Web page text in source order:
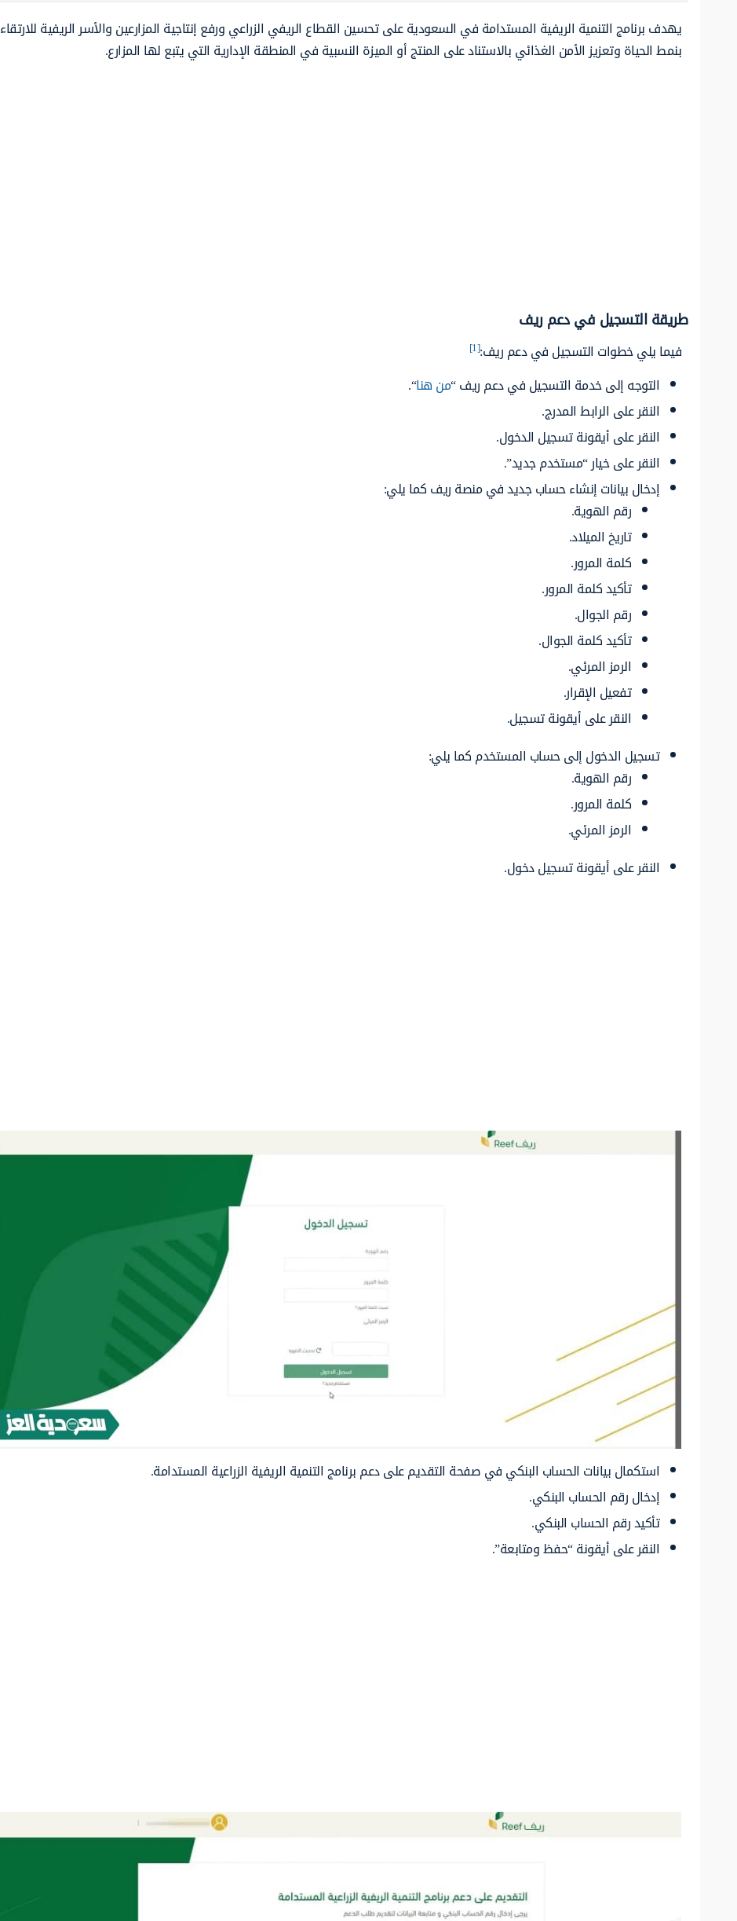
يهدف برنامج التنمية الريفية المستدامة في السعودية على تحسين القطاع الريفي الزراعي ورفع إنتاجية المزارعين والأسر الريفية للارتقاء
بنمط الحياة وتعزيز الأمن الغذائي بالاستناد على المنتج أو الميزة النسبية في المنطقة الإدارية التي يتبع لها المزارع.
طريقة التسجيل في دعم ريف
فيما يلي خطوات التسجيل في دعم ريف:[1]
التوجه إلى خدمة التسجيل في دعم ريف “من هنا“.
النقر على الرابط المدرج.
النقر على أيقونة تسجيل الدخول.
النقر على خيار “مستخدم جديد”.
إدخال بيانات إنشاء حساب جديد في منصة ريف كما يلي:
رقم الهوية.
تاريخ الميلاد.
كلمة المرور.
تأكيد كلمة المرور.
رقم الجوال.
تأكيد كلمة الجوال.
الرمز المرئي.
تفعيل الإقرار.
النقر على أيقونة تسجيل.
تسجيل الدخول إلى حساب المستخدم كما يلي:
رقم الهوية.
كلمة المرور.
الرمز المرئي.
النقر على أيقونة تسجيل دخول.
استكمال بيانات الحساب البنكي في صفحة التقديم على دعم برنامج التنمية الريفية الزراعية المستدامة.
إدخال رقم الحساب البنكي.
تأكيد رقم الحساب البنكي.
النقر على أيقونة “حفظ ومتابعة”.